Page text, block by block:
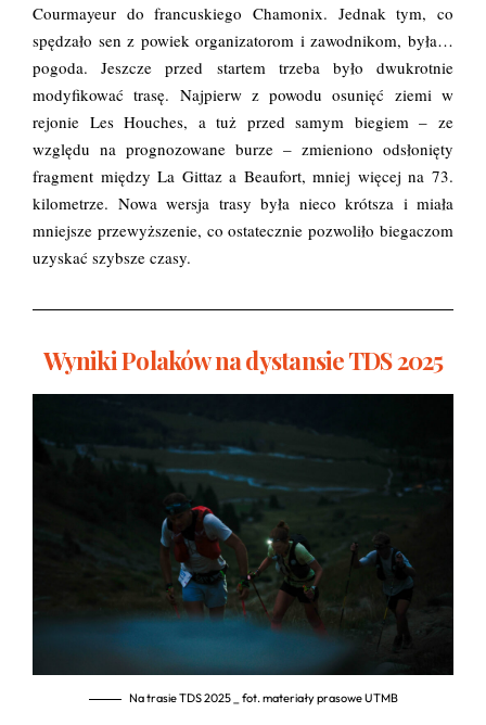
Courmayeur do francuskiego Chamonix. Jednak tym, co
spędzało sen z powiek organizatorom i zawodnikom, była…
pogoda. Jeszcze przed startem trzeba było dwukrotnie
modyfikować trasę. Najpierw z powodu osunięć ziemi w
rejonie Les Houches, a tuż przed samym biegiem – ze
względu na prognozowane burze – zmieniono odsłonięty
fragment między La Gittaz a Beaufort, mniej więcej na 73.
kilometrze. Nowa wersja trasy była nieco krótsza i miała
mniejsze przewyższenie, co ostatecznie pozwoliło biegaczom
uzyskać szybsze czasy.
Wyniki Polaków na dystansie TDS 2025
Na trasie TDS 2025 _ fot. materiały prasowe UTMB